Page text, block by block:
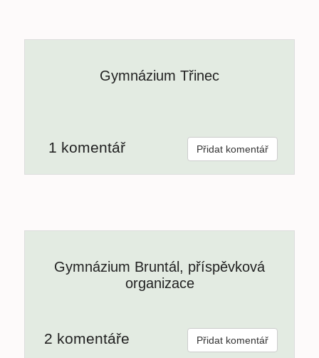
Gymnázium Třinec
1 komentář Přidat komentář
Gymnázium Bruntál, příspěvková
organizace
2 komentáře Přidat komentář